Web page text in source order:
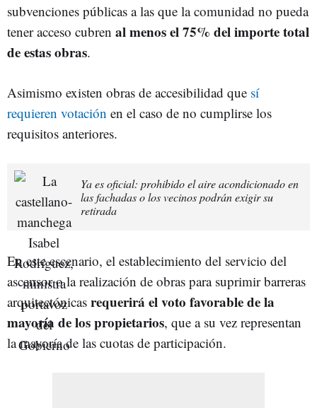
subvenciones públicas a las que la comunidad no pueda
tener acceso cubren al menos el 75% del importe total
de estas obras.
Asimismo existen obras de accesibilidad que sí
requieren votación en el caso de no cumplirse los
requisitos anteriores.
Ya es oficial: prohibido el aire acondicionado en
las fachadas o los vecinos podrán exigir su
retirada
En este escenario, el establecimiento del servicio del
ascensor o la realización de obras para suprimir barreras
arquitectónicas requerirá el voto favorable de la
mayoría de los propietarios, que a su vez representan
la mayoría de las cuotas de participación.